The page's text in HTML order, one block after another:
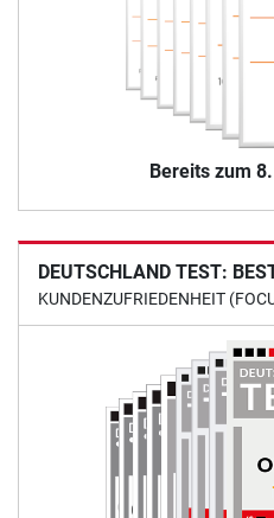
Bereits zum
DEUTSCHLAND TEST:
KUNDENZUFRIEDENHEIT